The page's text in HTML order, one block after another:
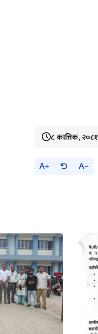
८ कात्तिक, २०८१
A A